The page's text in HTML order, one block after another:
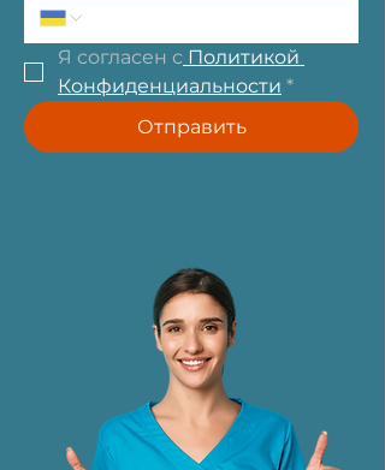
Я согласен с Политикой
Конфиденциальности *
Отправить